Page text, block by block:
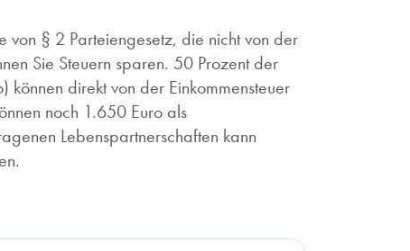
von § 2 Parteiengesetz, die nicht von der
Sie Steuern sparen. 50 Prozent der
direkt von der Einkommensteuer
noch 1.650 Euro als
Lebenspartnerschaften kann